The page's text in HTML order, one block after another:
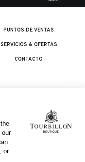
PUNTOS DE VENTAS
SERVICIOS & OFERTAS
CONTACTO